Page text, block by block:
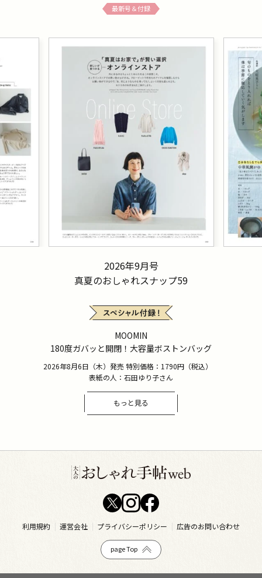
最新号＆付録
2026年9月号
真夏のおしゃれスナップ59
MOOMIN
180度ガバッと開閉！大容量ボストンバッグ
2026年8月6日（木）発売 特別価格：1790円（税込）
表紙の人：石田ゆり子さん
もっと見る
利用規約 運営会社 プライバシーポリシー 広告のお問い合わせ
page Top